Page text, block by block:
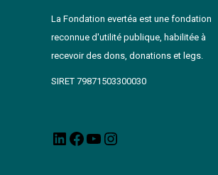
La Fondation evertéa est une fondation
reconnue d'utilité publique, habilitée à
recevoir des dons, donations et legs.
SIRET 79871503300030
LinkedInFacebook
YouTube